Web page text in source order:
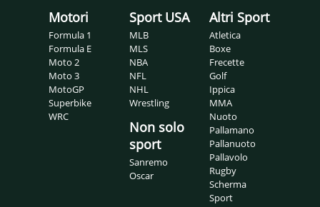
Motori
Formula 1
Formula E
Moto 2
Moto 3
MotoGP
Superbike
WRC
Sport USA
MLB
MLS
NBA
NFL
NHL
Wrestling
Non solo
sport
Sanremo
Oscar
Altri Sport
Atletica
Boxe
Frecette
Golf
Ippica
MMA
Nuoto
Pallamano
Pallanuoto
Pallavolo
Rugby
Scherma
Sport